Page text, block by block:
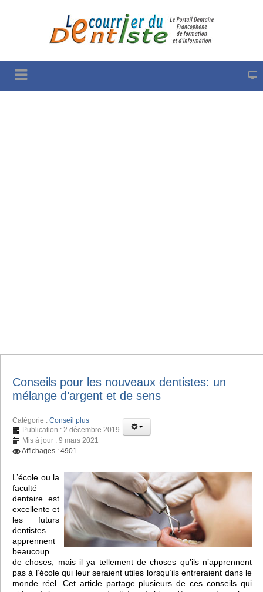
Conseils pour les nouveaux dentistes: un
mélange d’argent et de sens
Catégorie : Conseil plus
Publication : 2 décembre 2019
Mis à jour : 9 mars 2021
Affichages : 4901
L’école ou la
faculté
dentaire est
excellente et
les futurs
dentistes
apprennent
beaucoup
de choses, mais il ya tellement de choses qu’ils n’apprennent
pas à l’école qui leur seraient utiles lorsqu’ils entreraient dans le
monde réel. Cet article partage plusieurs de ces conseils qui